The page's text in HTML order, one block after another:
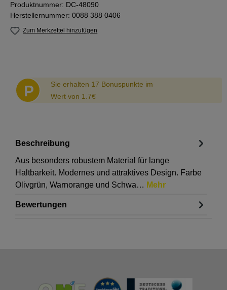
Produktnummer: DC-48090
Herstellernummer: 0088 388 0406
Zum Merkzettel hinzufügen
P
Sie erhalten 17 Bonuspunkte im
Wert von 1.7€
Beschreibung
Aus besonders robustem Material für lange
Haltbarkeit. Modernes und attraktives Design. Farbe
Olivgrün, Warnorange und Schwa… Mehr
Bewertungen